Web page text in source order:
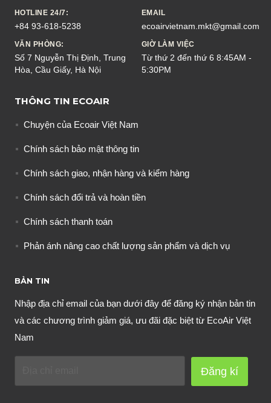
HOTLINE 24/7:
+84 93-618-5238
EMAIL
ecoairvietnam.mkt@gmail.com
VĂN PHÒNG:
Số 7 Nguyễn Thị Định, Trung
Hòa, Cầu Giấy, Hà Nội
GIỜ LÀM VIỆC
Từ thứ 2 đến thứ 6 8:45AM -
5:30PM
THÔNG TIN ECOAIR
Chuyện của Ecoair Việt Nam
Chính sách bảo mật thông tin
Chính sách giao, nhận hàng và kiểm hàng
Chính sách đổi trả và hoàn tiền
Chính sách thanh toán
Phản ánh nâng cao chất lượng sản phẩm và dịch vụ
BẢN TIN
Nhập địa chỉ email của bạn dưới đây để đăng ký nhận bản tin
và các chương trình giảm giá, ưu đãi đặc biệt từ EcoAir Việt
Nam
Đăng kí